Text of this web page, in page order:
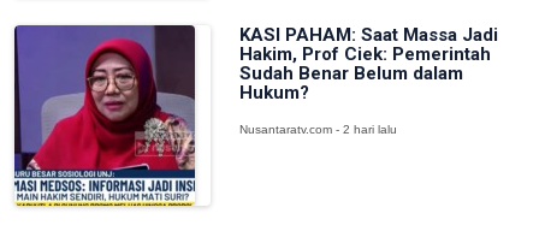
KASI PAHAM: Saat Massa Jadi
Hakim, Prof Ciek: Pemerintah
Sudah Benar Belum dalam
Hukum?
Nusantaratv.com - 2 hari lalu